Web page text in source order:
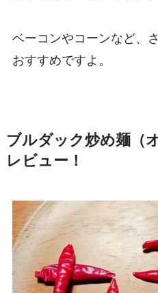
ベーコンやコーンなど、
おすすめですよ。
ブルダック炒め麺（
レビュー！